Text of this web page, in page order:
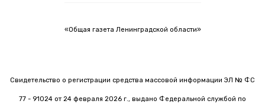
«Общая газета Ленинградской области»
Свидетельство о регистрации средства массовой информации ЭЛ № ФС
77 - 91024 от 24 февраля 2026 г., выдано Федеральной службой по